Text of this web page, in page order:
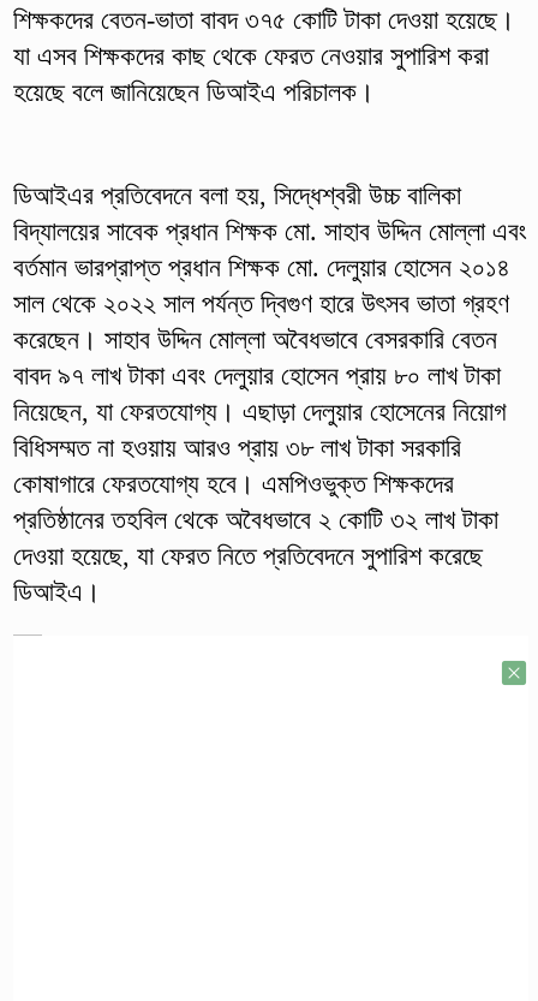
শিক্ষকদের বেতন-ভাতা বাবদ ৩৭৫ কোটি টাকা দেওয়া হয়েছে।
যা এসব শিক্ষকদের কাছ থেকে ফেরত নেওয়ার সুপারিশ করা
হয়েছে বলে জানিয়েছেন ডিআইএ পরিচালক।
ডিআইএর প্রতিবেদনে বলা হয়, সিদ্ধেশ্বরী উচ্চ বালিকা
বিদ্যালয়ের সাবেক প্রধান শিক্ষক মো. সাহাব উদ্দিন মোল্লা এবং
বর্তমান ভারপ্রাপ্ত প্রধান শিক্ষক মো. দেলুয়ার হোসেন ২০১৪
সাল থেকে ২০২২ সাল পর্যন্ত দ্বিগুণ হারে উৎসব ভাতা গ্রহণ
করেছেন। সাহাব উদ্দিন মোল্লা অবৈধভাবে বেসরকারি বেতন
বাবদ ৯৭ লাখ টাকা এবং দেলুয়ার হোসেন প্রায় ৮০ লাখ টাকা
নিয়েছেন, যা ফেরতযোগ্য। এছাড়া দেলুয়ার হোসেনের নিয়োগ
বিধিসম্মত না হওয়ায় আরও প্রায় ৩৮ লাখ টাকা সরকারি
কোষাগারে ফেরতযোগ্য হবে। এমপিওভুক্ত শিক্ষকদের
প্রতিষ্ঠানের তহবিল থেকে অবৈধভাবে ২ কোটি ৩২ লাখ টাকা
দেওয়া হয়েছে, যা ফেরত নিতে প্রতিবেদনে সুপারিশ করেছে
ডিআইএ।